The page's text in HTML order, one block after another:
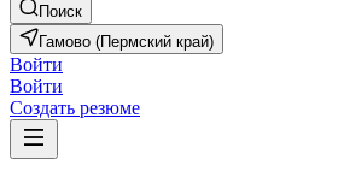
Поиск
Гамово (Пермский край)
Войти
Войти
Создать резюме